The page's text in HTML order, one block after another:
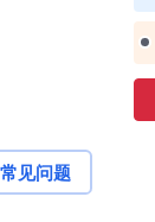
常见问题